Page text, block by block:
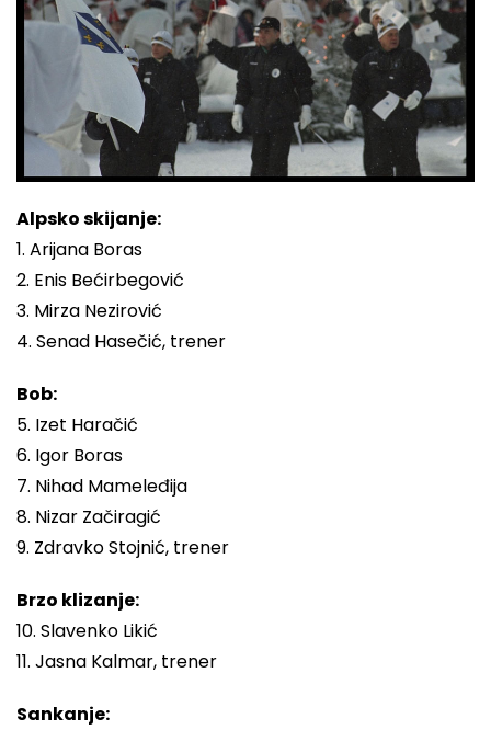
Alpsko skijanje:
1. Arijana Boras
2. Enis Bećirbegović
3. Mirza Nezirović
4. Senad Hasečić, trener
Bob:
5. Izet Haračić
6. Igor Boras
7. Nihad Mameleđija
8. Nizar Začiragić
9. Zdravko Stojnić, trener
Brzo klizanje:
10. Slavenko Likić
11. Jasna Kalmar, trener
Sankanje: